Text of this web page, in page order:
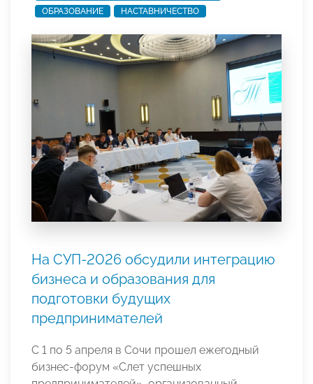
ОБРАЗОВАНИЕ
НАСТАВНИЧЕСТВО
На СУП-2026 обсудили интеграцию
бизнеса и образования для
подготовки будущих
предпринимателей
С 1 по 5 апреля в Сочи прошел ежегодный
бизнес-форум «Слет успешных